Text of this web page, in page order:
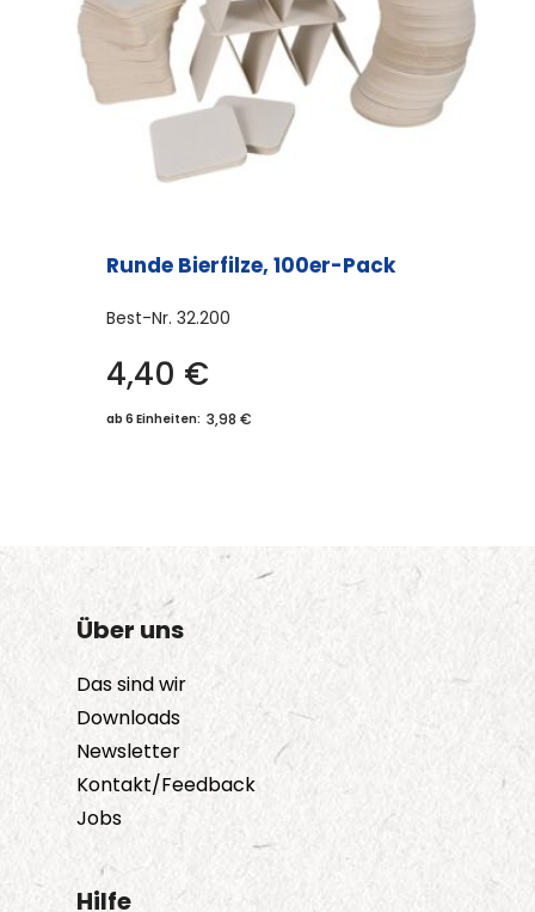
Runde Bierfilze, 100er-Pack
Best-Nr. 32.200
4,40 €
ab 6 Einheiten: 3,98 €
Über uns
Das sind wir
Downloads
Newsletter
Kontakt/Feedback
Jobs
Hilfe